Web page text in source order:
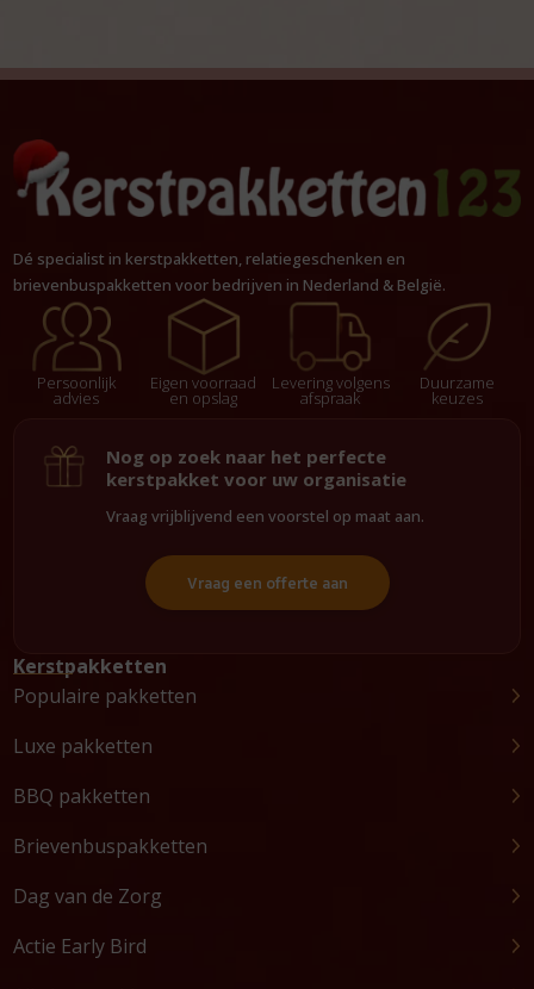
Dé specialist in kerstpakketten, relatiegeschenken en
brievenbuspakketten voor bedrijven in Nederland & België.
Persoonlijk
advies
Eigen voorraad
en opslag
Levering volgens
afspraak
Duurzame
keuzes
Nog op zoek naar het perfecte
kerstpakket voor uw organisatie
Vraag vrijblijvend een voorstel op maat aan.
Vraag een offerte aan
Kerstpakketten
Populaire pakketten
Luxe pakketten
BBQ pakketten
Brievenbuspakketten
Dag van de Zorg
Actie Early Bird